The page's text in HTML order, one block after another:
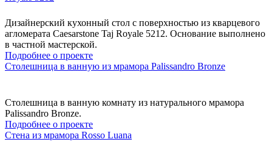
Дизайнерский кухонный стол с поверхностью из кварцевого
агломерата Caesarstone Taj Royale 5212. Основание выполнено
в частной мастерской.
Подробнее о проекте
Столешница в ванную из мрамора Palissandro Bronze
Столешница в ванную комнату из натурального мрамора
Palissandro Bronze.
Подробнее о проекте
Стена из мрамора Rosso Luana